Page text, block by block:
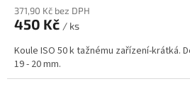
371,90 Kč bez DPH
450 Kč / ks
Koule ISO 50 k tažnému zařízení-krátká.
19 - 20 mm.